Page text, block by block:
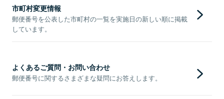
市町村変更情報
郵便番号を公表した市町村の一覧を実施日の新しい順に掲載
しています。
よくあるご質問・お問い合わせ
郵便番号に関するさまざまな疑問にお答えします。